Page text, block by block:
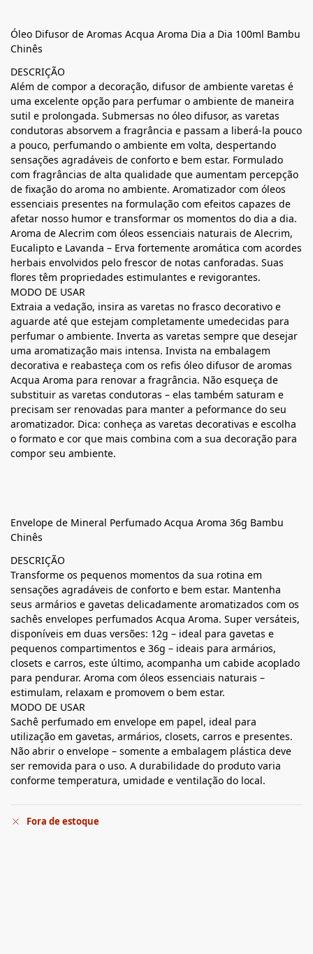
Óleo Difusor de Aromas Acqua Aroma Dia a Dia 100ml Bambu
Chinês
DESCRIÇÃO
Além de compor a decoração, difusor de ambiente varetas é
uma excelente opção para perfumar o ambiente de maneira
sutil e prolongada. Submersas no óleo difusor, as varetas
condutoras absorvem a fragrância e passam a liberá-la pouco
a pouco, perfumando o ambiente em volta, despertando
sensações agradáveis de conforto e bem estar. Formulado
com fragrâncias de alta qualidade que aumentam percepção
de fixação do aroma no ambiente. Aromatizador com óleos
essenciais presentes na formulação com efeitos capazes de
afetar nosso humor e transformar os momentos do dia a dia.
Aroma de Alecrim com óleos essenciais naturais de Alecrim,
Eucalipto e Lavanda – Erva fortemente aromática com acordes
herbais envolvidos pelo frescor de notas canforadas. Suas
flores têm propriedades estimulantes e revigorantes.
MODO DE USAR
Extraia a vedação, insira as varetas no frasco decorativo e
aguarde até que estejam completamente umedecidas para
perfumar o ambiente. Inverta as varetas sempre que desejar
uma aromatização mais intensa. Invista na embalagem
decorativa e reabasteça com os refis óleo difusor de aromas
Acqua Aroma para renovar a fragrância. Não esqueça de
substituir as varetas condutoras – elas também saturam e
precisam ser renovadas para manter a peformance do seu
aromatizador. Dica: conheça as varetas decorativas e escolha
o formato e cor que mais combina com a sua decoração para
compor seu ambiente.
Envelope de Mineral Perfumado Acqua Aroma 36g Bambu
Chinês
DESCRIÇÃO
Transforme os pequenos momentos da sua rotina em
sensações agradáveis de conforto e bem estar. Mantenha
seus armários e gavetas delicadamente aromatizados com os
sachês envelopes perfumados Acqua Aroma. Super versáteis,
disponíveis em duas versões: 12g – ideal para gavetas e
pequenos compartimentos e 36g – ideais para armários,
closets e carros, este último, acompanha um cabide acoplado
para pendurar. Aroma com óleos essenciais naturais –
estimulam, relaxam e promovem o bem estar.
MODO DE USAR
Sachê perfumado em envelope em papel, ideal para
utilização em gavetas, armários, closets, carros e presentes.
Não abrir o envelope – somente a embalagem plástica deve
ser removida para o uso. A durabilidade do produto varia
conforme temperatura, umidade e ventilação do local.
Fora de estoque